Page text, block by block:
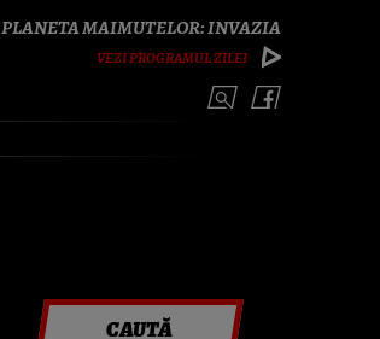
PLANETA MAIMUTELOR: INVAZIA
VEZI PROGRAMUL ZILEI